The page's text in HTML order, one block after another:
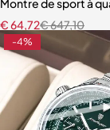
Montre de sport à
€647,10
€64,72
-4%